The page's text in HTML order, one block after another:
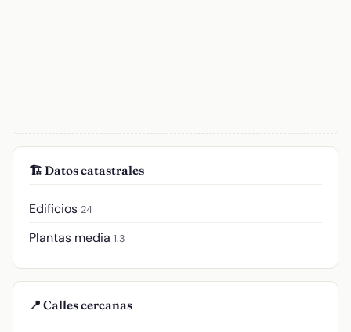
🏗️ Datos catastrales
Edificios 24
Plantas media 1.3
📍 Calles cercanas